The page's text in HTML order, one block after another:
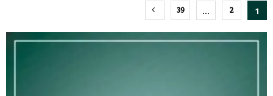
Posts
pagination
1
2
…
39